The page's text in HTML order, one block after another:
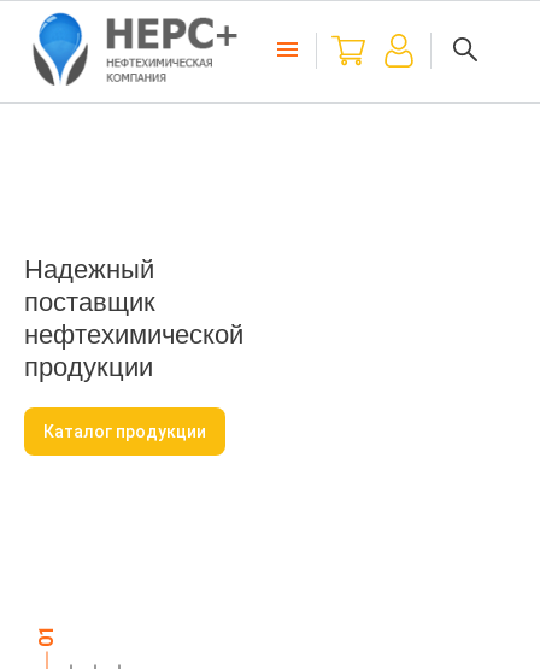
01
Надежный
поставщик
нефтехимической
продукции
Каталог продукции